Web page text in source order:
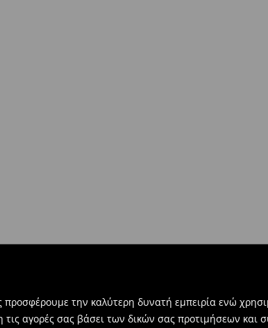
προσφέρουμε την καλύτερη δυνατή εμπειρία ενώ
αγορές σας βάσει των δικών σας προτιμήσεων